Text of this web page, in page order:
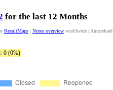
for the last 12 Months
ResultMaps | Notes overview worldwide | Autoreload
0 (0%)